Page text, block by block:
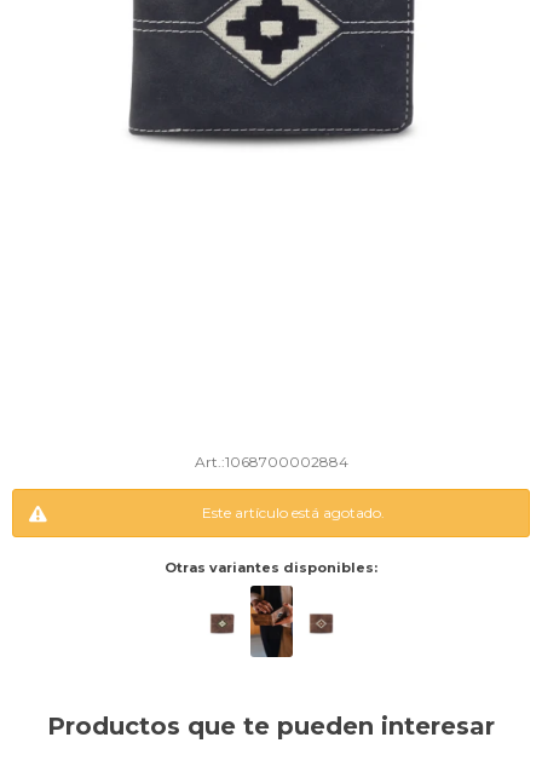
1068700002884
Este artículo está agotado.
Otras variantes disponibles:
Productos que te pueden interesar